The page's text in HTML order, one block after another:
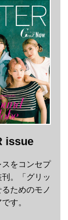
issue
をコンセプ
。「グリッ
ためのモノ
す。